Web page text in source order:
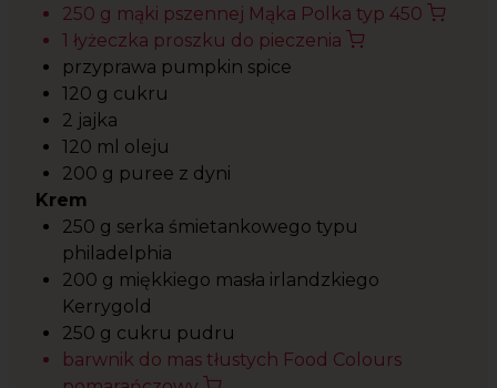
250 g mąki pszennej Mąka Polka typ 450
1 łyżeczka proszku do pieczenia
przyprawa pumpkin spice
120 g cukru
2 jajka
120 ml oleju
200 g puree z dyni
Krem
250 g serka śmietankowego typu
philadelphia
200 g miękkiego masła irlandzkiego
Kerrygold
250 g cukru pudru
barwnik do mas tłustych Food Colours